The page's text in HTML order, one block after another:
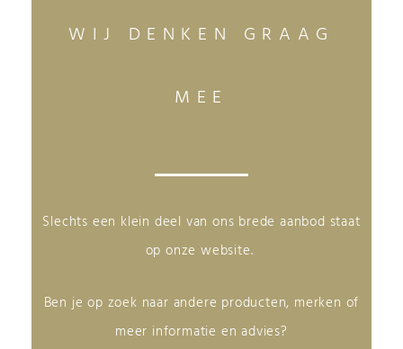
WIJ DENKEN GRAAG
MEE
Slechts een klein deel van ons brede aanbod staat
op onze website.
Ben je op zoek naar andere producten, merken of
meer informatie en advies?